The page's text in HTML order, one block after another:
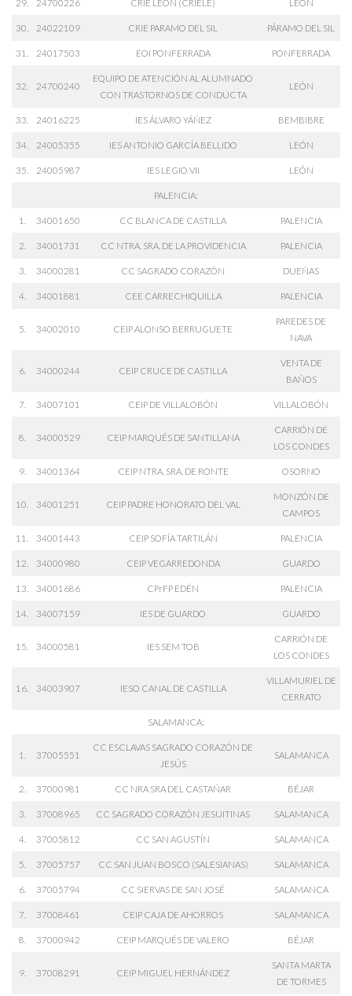
29. 24700226 CRIE LEÓN (CRIELE) LEÓN
30. 24022109 CRIE PARAMO DEL SIL PÁRAMO DEL SIL
31. 24017503 EOI PONFERRADA PONFERRADA
32. 24700240
EQUIPO DE ATENCIÓN AL ALUMNADO
CON TRASTORNOS DE CONDUCTA
LEÓN
33. 24016225 IES ÁLVARO YÁÑEZ BEMBIBRE
34. 24005355 IES ANTONIO GARCÍA BELLIDO LEÓN
35. 24005987 IES LEGIO VII LEÓN
PALENCIA:
1. 34001650 CC BLANCA DE CASTILLA PALENCIA
2. 34001731 CC NTRA. SRA. DE LA PROVIDENCIA PALENCIA
3. 34000281 CC SAGRADO CORAZÓN DUEÑAS
4. 34001881 CEE CARRECHIQUILLA PALENCIA
5. 34002010 CEIP ALONSO BERRUGUETE
PAREDES DE
NAVA
6. 34000244 CEIP CRUCE DE CASTILLA
VENTA DE
BAÑOS
7. 34007101 CEIP DE VILLALOBÓN VILLALOBÓN
8. 34000529 CEIP MARQUÉS DE SANTILLANA
CARRIÓN DE
LOS CONDES
9. 34001364 CEIP NTRA. SRA. DE RONTE OSORNO
10. 34001251 CEIP PADRE HONORATO DEL VAL
MONZÓN DE
CAMPOS
11. 34001443 CEIP SOFÍA TARTILÁN PALENCIA
12. 34000980 CEIP VEGARREDONDA GUARDO
13. 34001686 CPrFP EDÉN PALENCIA
14. 34007159 IES DE GUARDO GUARDO
15. 34000581 IES SEM TOB
CARRIÓN DE
LOS CONDES
16. 34003907 IESO CANAL DE CASTILLA
VILLAMURIEL DE
CERRATO
SALAMANCA:
1. 37005551
CC ESCLAVAS SAGRADO CORAZÓN DE
JESÚS
SALAMANCA
2. 37000981 CC NRA SRA DEL CASTAÑAR BÉJAR
3. 37008965 CC SAGRADO CORAZÓN JESUITINAS SALAMANCA
4. 37005812 CC SAN AGUSTÍN SALAMANCA
5. 37005757 CC SAN JUAN BOSCO (SALESIANAS) SALAMANCA
6. 37005794 CC SIERVAS DE SAN JOSÉ SALAMANCA
7. 37008461 CEIP CAJA DE AHORROS SALAMANCA
8. 37000942 CEIP MARQUÉS DE VALERO BÉJAR
9. 37008291 CEIP MIGUEL HERNÁNDEZ
SANTA MARTA
DE TORMES